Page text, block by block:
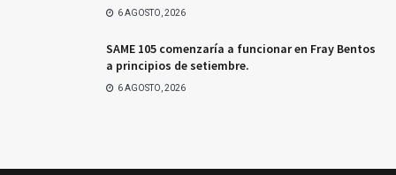
6 AGOSTO, 2026
SAME 105 comenzaría a funcionar en Fray Bentos
a principios de setiembre.
6 AGOSTO, 2026